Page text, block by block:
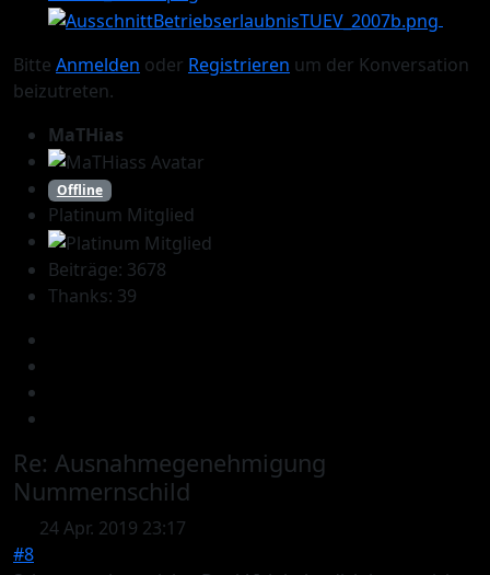
Bitte Anmelden oder Registrieren um der Konversation
beizutreten.
MaTHias
Offline
Platinum Mitglied
Beiträge: 3678
Thanks: 39
Re: Ausnahmegenehmigung
Nummernschild
24 Apr. 2019 23:17
#8